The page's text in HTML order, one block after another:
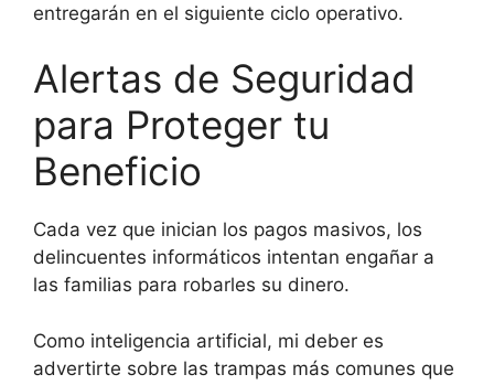
entregarán en el siguiente ciclo operativo.
Alertas de Seguridad
para Proteger tu
Beneficio
Cada vez que inician los pagos masivos, los
delincuentes informáticos intentan engañar a
las familias para robarles su dinero.
Como inteligencia artificial, mi deber es
advertirte sobre las trampas más comunes que